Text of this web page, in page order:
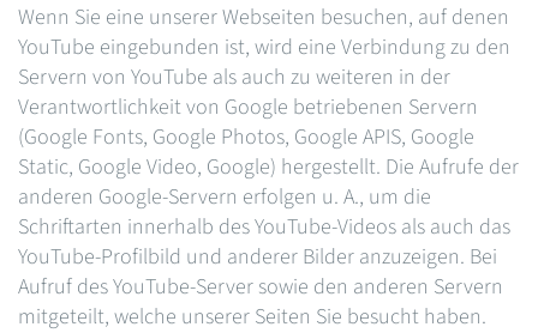
Wenn Sie eine unserer Webseiten besuchen, auf denen
YouTube eingebunden ist, wird eine Verbindung zu den
Servern von YouTube als auch zu weiteren in der
Verantwortlichkeit von Google betriebenen Servern
(Google Fonts, Google Photos, Google APIS, Google
Static, Google Video, Google) hergestellt. Die Aufrufe der
anderen Google-Servern erfolgen u. A., um die
Schriftarten innerhalb des YouTube-Videos als auch das
YouTube-Profilbild und anderer Bilder anzuzeigen. Bei
Aufruf des YouTube-Server sowie den anderen Servern
mitgeteilt, welche unserer Seiten Sie besucht haben.